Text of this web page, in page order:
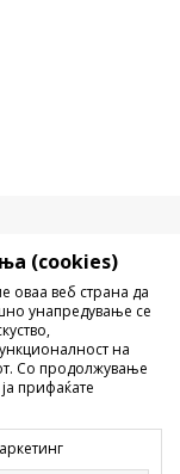
содржината од
или целосно a се
содржини, ниту
(cookies)
оваа веб страна да
унапредување се
на
Со продолжување
прифаќате